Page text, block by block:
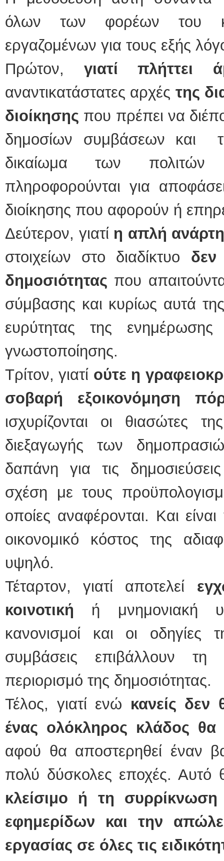
όλων των φορέων του
εργαζομένων για τους εξής
Πρώτον, γιατί πλήττει
αναντικατάστατες αρχές της
διοίκησης που πρέπει να
δημοσίων συμβάσεων και
δικαίωμα των πολιτών
πληροφορούνται για
διοίκησης που αφορούν ή
Δεύτερον, γιατί η απλή
στοιχείων στο διαδίκτυο δεν
δημοσιότητας που
σύμβασης και κυρίως αυτά
ευρύτητας της
γνωστοποίησης.
Τρίτον, γιατί ούτε η
σοβαρή εξοικονόμηση
ισχυρίζονται οι θιασώτες
διεξαγωγής των
δαπάνη για τις
σχέση με τους
οποίες αναφέρονται. Και
οικονομικό κόστος της
υψηλό.
Τέταρτον, γιατί αποτελεί
κοινοτική ή μνημονιακή
κανονισμοί και οι οδηγίες
συμβάσεις επιβάλλουν
περιορισμό της δημοσιότητας.
Τέλος, γιατί ενώ κανείς δεν
ένας ολόκληρος κλάδος θα
αφού θα αποστερηθεί έναν
πολύ δύσκολες εποχές.
κλείσιμο ή τη
εφημερίδων και την
εργασίας σε όλες τις